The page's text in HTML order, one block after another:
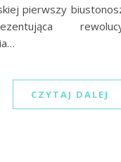
pierwszy
CZYTAJ DALEJ